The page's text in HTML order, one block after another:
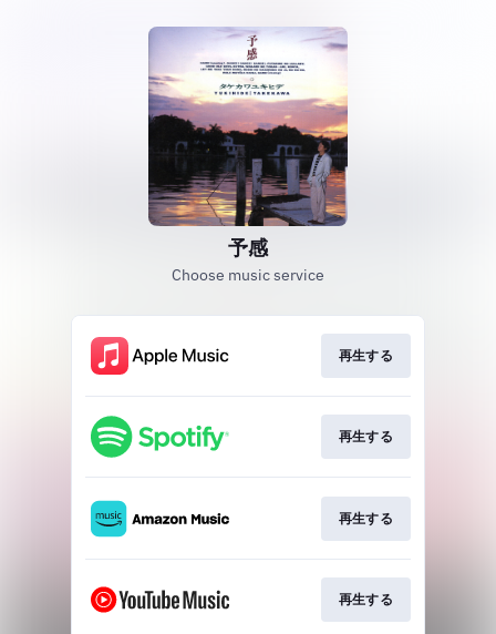
予感
Choose music service
再生する
再生する
再生する
再生する